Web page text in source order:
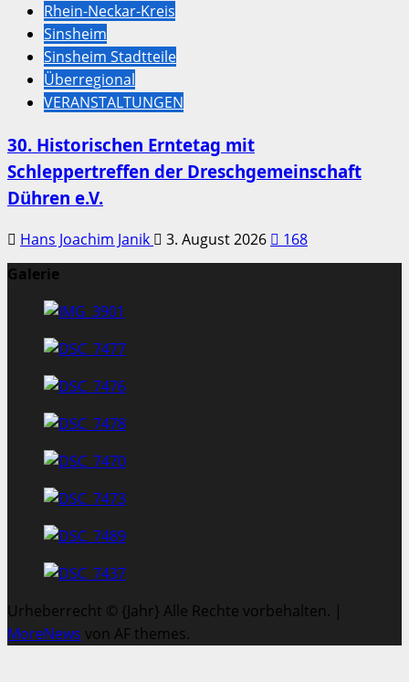
Rhein-Neckar-Kreis
Sinsheim
Sinsheim Stadtteile
Überregional
VERANSTALTUNGEN
30. Historischen Erntetag mit
Schleppertreffen der Dreschgemeinschaft
Dühren e.V.
Hans Joachim Janik 3. August 2026
168
Galerie
Urheberrecht © {Jahr} Alle Rechte vorbehalten. |
MoreNews von AF themes.